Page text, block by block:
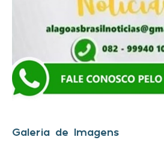
Galeria de Imagens